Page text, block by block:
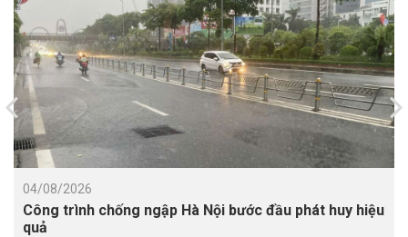
04/08/2026
Công trình chống ngập Hà Nội bước đầu phát huy hiệu
quả